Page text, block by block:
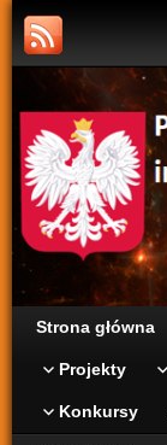
Strona główna
Projekty
Konkursy